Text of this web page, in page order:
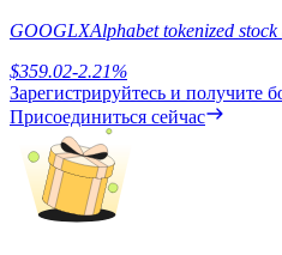
Торговые стратегии
Узнайте, как оставаться
GOOGLXAlphabet tokenized stock
$359.02-2.21%
Зарегистрируйтесь и получите
Присоединиться сейчас